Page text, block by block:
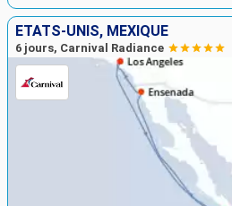
ÉTATS-UNIS, MEXIQUE
6 jours, Carnival Radiance